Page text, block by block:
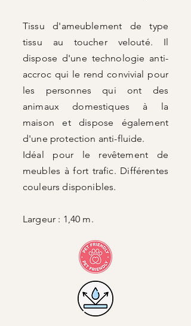
Tissu d'ameublement de type
tissu au toucher velouté. Il
dispose d'une technologie anti-
accroc qui le rend convivial pour
les personnes qui ont des
animaux domestiques à la
maison et dispose également
d'une protection anti-fluide.
Idéal pour le revêtement de
meubles à fort trafic. Différentes
couleurs disponibles.
Largeur : 1,40 m.